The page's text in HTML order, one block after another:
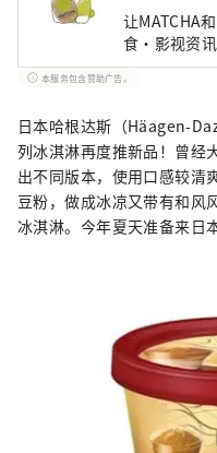
让MATCHA
食・影视资讯
本服务包含赞助广告。
日本哈根达斯（Häagen-
列冰淇淋再度推新品！曾经
出不同版本，使用口感较清
豆粉，做成冰凉又带有和风
冰淇淋。今年夏天准备来日